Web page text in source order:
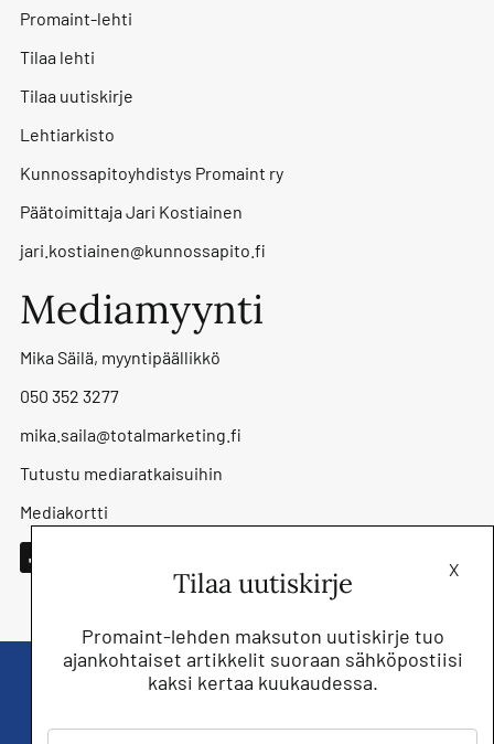
Promaint-lehti
Tilaa lehti
Tilaa uutiskirje
Lehtiarkisto
Kunnossapitoyhdistys Promaint ry
Päätoimittaja Jari Kostiainen
jari.kostiainen@kunnossapito.fi
Mediamyynti
Mika Säilä, myyntipäällikkö
050 352 3277
mika.saila@totalmarketing.fi
Tutustu mediaratkaisuihin
Mediakortti
X
Tilaa uutiskirje
Promaint-lehden maksuton uutiskirje tuo
ajankohtaiset artikkelit suoraan sähköpostiisi
kaksi kertaa kuukaudessa.